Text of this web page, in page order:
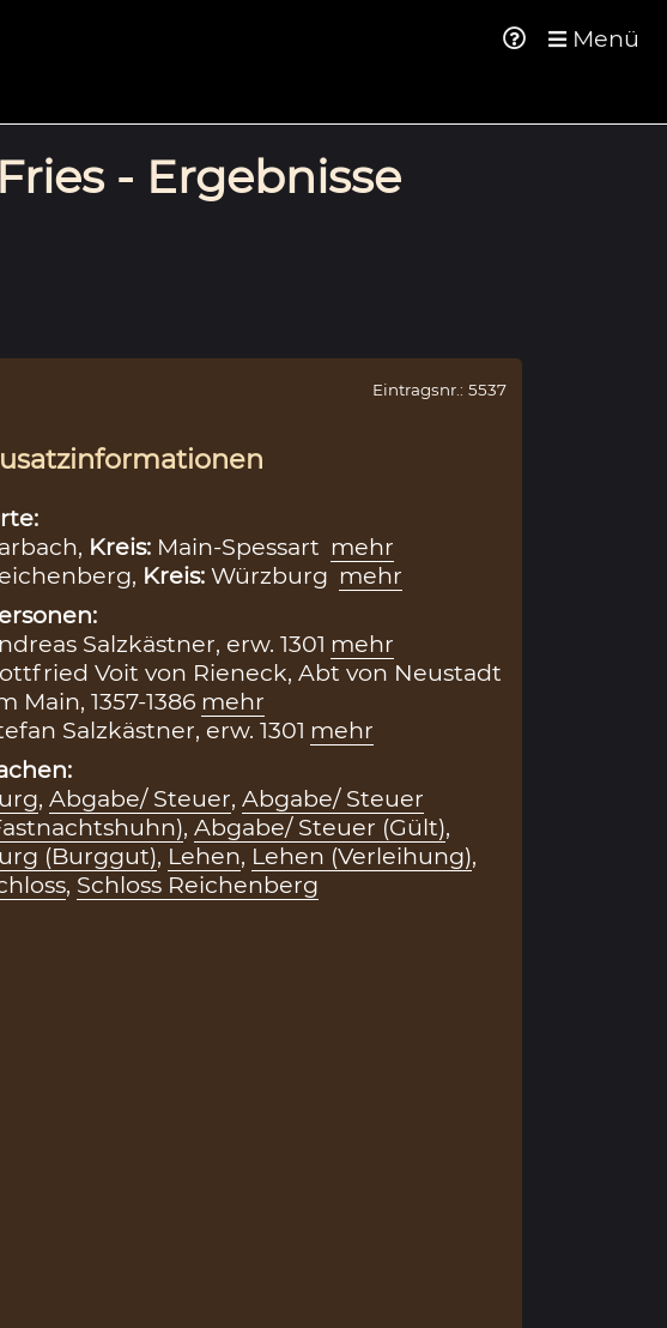
Menü
- Ergebnisse
Eintragsnr.: 5537
Kreis: Main-Spessart mehr
Kreis: Würzburg mehr
Salzkästner, erw. 1301 mehr
Voit von Rieneck, Abt von Neustadt
Main, 1357-1386 mehr
Salzkästner, erw. 1301 mehr
, Abgabe/ Steuer, Abgabe/ Steuer
, Abgabe/ Steuer (Gült),
(Burggut), Lehen, Lehen (Verleihung),
, Schloss Reichenberg